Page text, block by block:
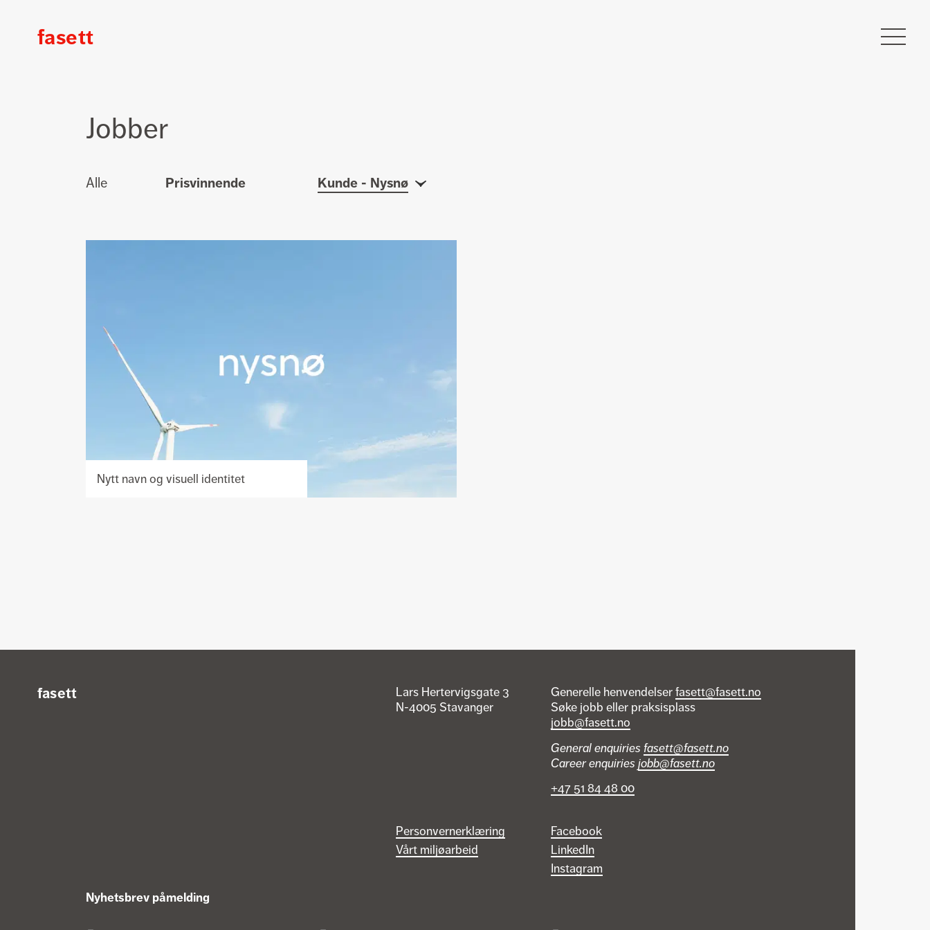
fasett
Fasett
Jobber
Alle Prisvinnende Kunde - Nysnø
Nytt navn og visuell identitet
fasett
Nyhetsbrev påmelding
Lars Hertervigsgate 3
N-4005 Stavanger
Generelle henvendelserfasett@fasett.no
Søke jobb eller praksisplass
jobb@fasett.no
General enquiries fasett@fasett.no
Career enquiriesjobb@fasett.no
+47 51 84 48 00
Personvernerklæring
Vårt miljøarbeid
Facebook
LinkedIn
Instagram